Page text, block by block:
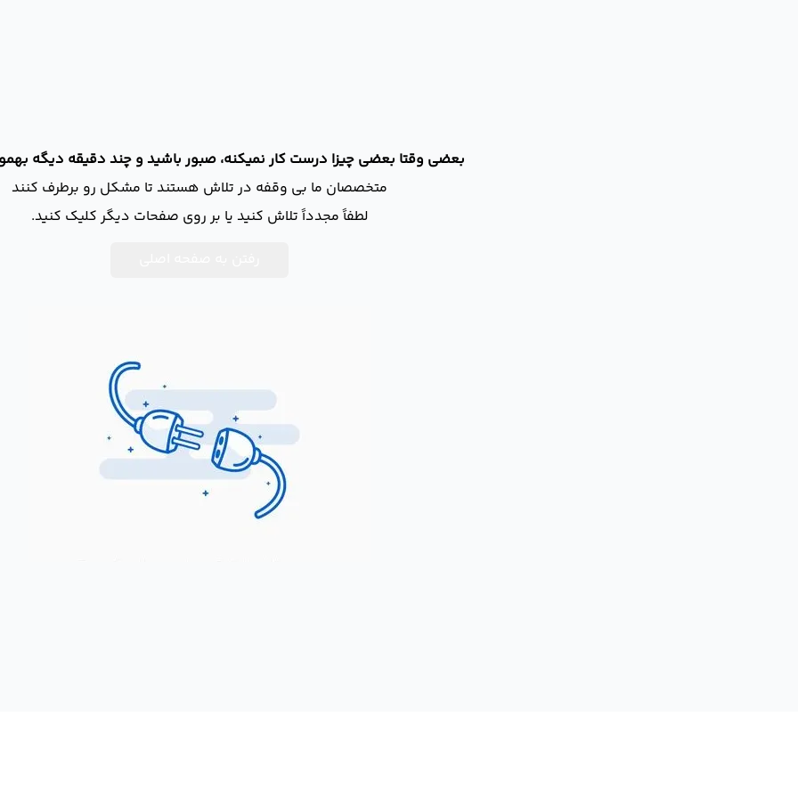
بعضی وقتا بعضی چیزا درست کار نمیکنه، صبور باشید و چند دقیقه دیگه
متخصصان ما بی وقفه در تلاش هستند تا مشکل رو برطرف کنند
لطفاً مجدداً تلاش کنید یا بر روی صفحات دیگر کلیک کنید.